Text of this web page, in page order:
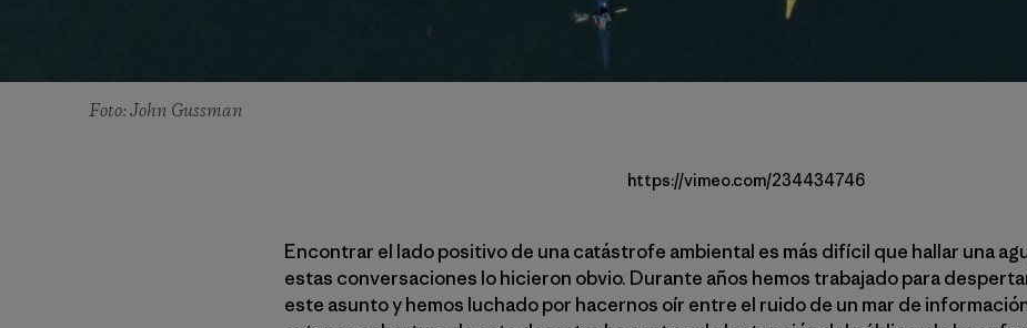
Foto: John Gussman
https://vimeo.com/234434746
Encontrar el lado positivo de una catástrofe ambiental es más difícil que hallar una
estas conversaciones lo hicieron obvio. Durante años hemos trabajado para
este asunto y hemos luchado por hacernos oír entre el ruido de un mar de